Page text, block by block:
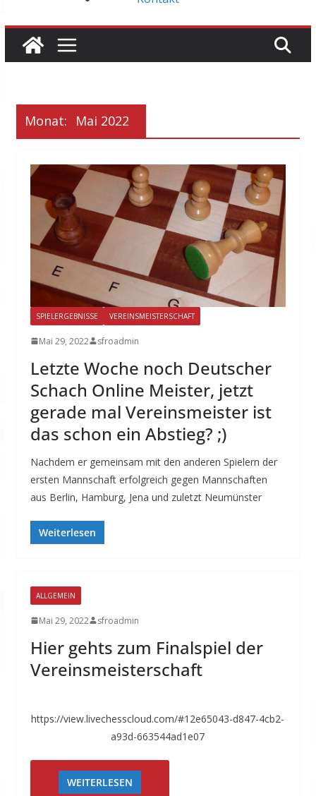
Monat: Mai 2022
SPIELERGEBNISSE VEREINSMEISTERSCHAFT
Mai 29, 2022 sfroadmin
Letzte Woche noch Deutscher
Schach Online Meister, jetzt
gerade mal Vereinsmeister ist
das schon ein Abstieg? ;)
Nachdem er gemeinsam mit den anderen Spielern der
ersten Mannschaft erfolgreich gegen Mannschaften
aus Berlin, Hamburg, Jena und zuletzt Neumünster
Weiterlesen
ALLGEMEIN
Mai 29, 2022 sfroadmin
Hier gehts zum Finalspiel der
Vereinsmeisterschaft
https://view.livechesscloud.com/#12e65043-d847-4cb2-
a93d-663544ad1e07
WEITERLESEN